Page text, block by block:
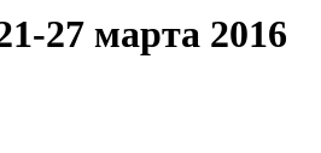
27 марта 2016